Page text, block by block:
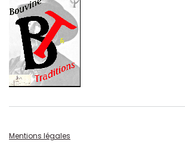
Mentions légales